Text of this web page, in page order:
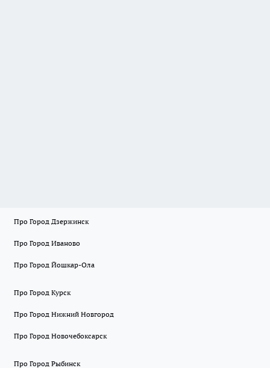
Про Город Дзержинск
Про Город Иваново
Про Город Йошкар-Ола
Про Город Курск
Про Город Нижний Новгород
Про Город Новочебоксарск
Про Город Рыбинск